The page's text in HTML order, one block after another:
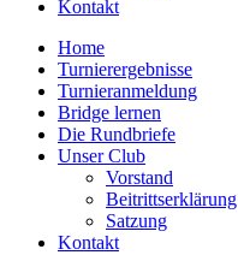
Kontakt
Home
Turnierergebnisse
Turnieranmeldung
Bridge lernen
Die Rundbriefe
Unser Club
Vorstand
Beitrittserklärung
Satzung
Kontakt